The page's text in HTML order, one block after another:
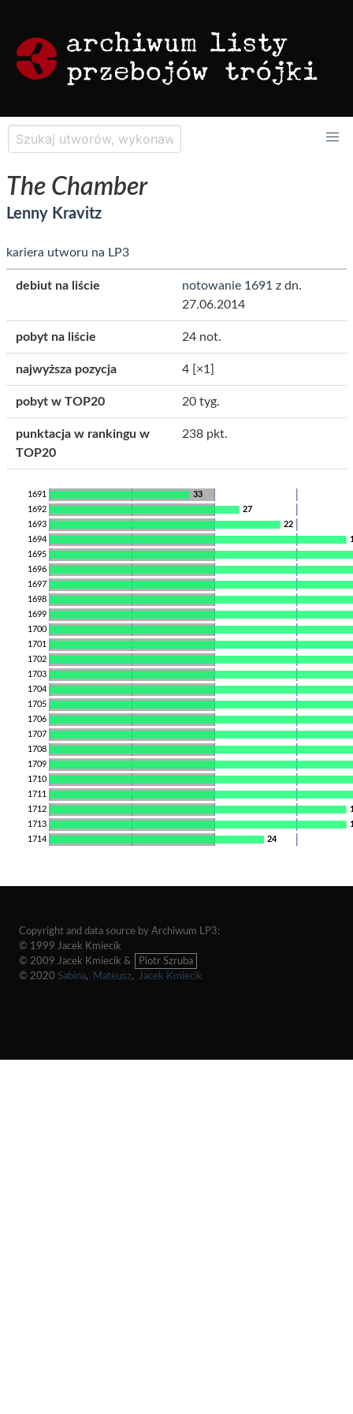
The Chamber
Lenny Kravitz
kariera utworu na LP3
debiut na liście notowanie 1691 z dn.
27.06.2014
pobyt na liście 24 not.
najwyższa pozycja 4 [×1]
pobyt w TOP20 20 tyg.
punktacja w rankingu w
TOP20
238 pkt.
33
1691
27
1692
22
1693
1694
1695
1696
1697
1698
1699
1700
1701
1702
1703
1704
1705
1706
1707
1708
1709
1710
1711
1712
1713
24
1714
Copyright and data source by Archiwum LP3:
© 1999 Jacek Kmiecik
© 2009 Jacek Kmiecik &
Piotr Szruba
© 2020 Sabina, Mateusz, Jacek Kmiecik